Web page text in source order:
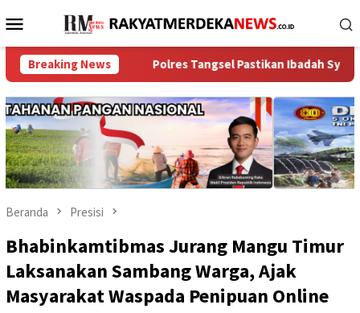
ke
Menu
Mobile
Breaking NewsPolres Tangsel Pastikan Ibadah Syukur HUT ke-18
Beranda Presisi
Bhabinkamtibmas Jurang Mangu Timur
Laksanakan Sambang Warga, Ajak
Masyarakat Waspada Penipuan Online